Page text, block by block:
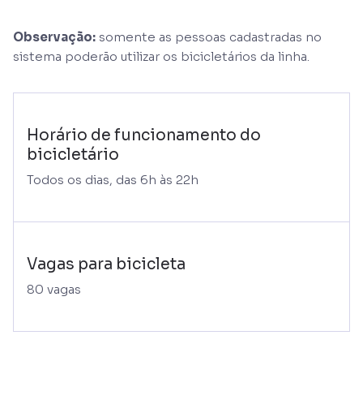
Observação: somente as pessoas cadastradas no
sistema poderão utilizar os bicicletários da linha.
Horário de funcionamento do
bicicletário
Todos os dias, das 6h às 22h
Vagas para bicicleta
80 vagas